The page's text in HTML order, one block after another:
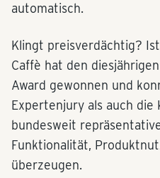
automatisch.
Klingt preisverdächtig?
Caffè hat den
Award gewonnen und
Expertenjury als auch die
bundesweit
Funktionalität,
überzeugen.